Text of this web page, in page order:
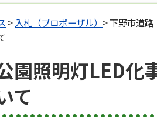
> 入札（プロポーザル） > 下野市道
園照明灯LED化
て